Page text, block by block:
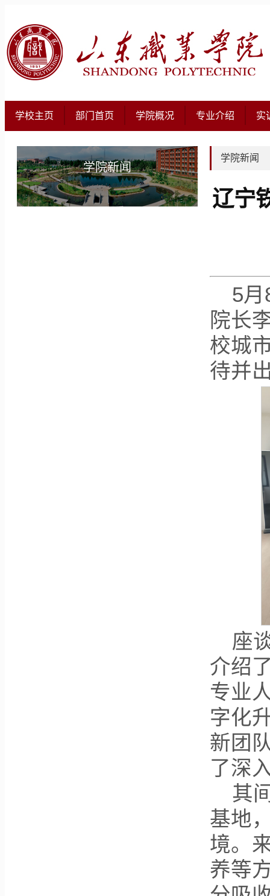
学校主页 部门首页 学院概况 专业介绍 实
学院新闻
学院新闻
辽宁
5
院长
校城
待并
座
介绍
专业
字化
新团
了深
其
基地
境。
养等